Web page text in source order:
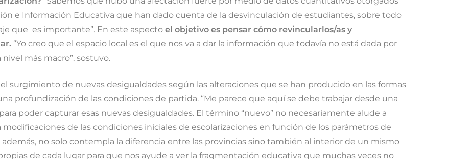
e Información Educativa que han dado cuenta de la desvinculación de estudiantes, sobre todo
que es importante”. En este aspecto el objetivo es pensar cómo revincularlos/as y
“Yo creo que el espacio local es el que nos va a dar la información que todavía no está dada por
más macro”, sostuvo.
surgimiento de nuevas desigualdades según las alteraciones que se han producido en las formas
profundización de las condiciones de partida. “Me parece que aquí se debe trabajar desde una
poder capturar esas nuevas desigualdades. El término “nuevo” no necesariamente alude a
de las condiciones iniciales de escolarizaciones en función de los parámetros de
no solo contempla la diferencia entre las provincias sino también al interior de un mismo
de cada lugar para que nos ayude a ver la fragmentación educativa que muchas veces no